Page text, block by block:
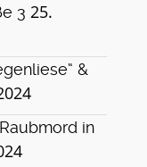
3 25.
&
in